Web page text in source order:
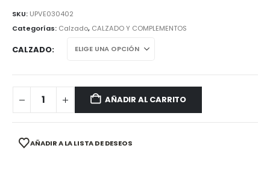
SKU: UPVE030402
Categorías: Calzado, CALZADO Y COMPLEMENTOS
CALZADO
AÑADIR AL CARRITO
AÑADIR A LA LISTA DE DESEOS